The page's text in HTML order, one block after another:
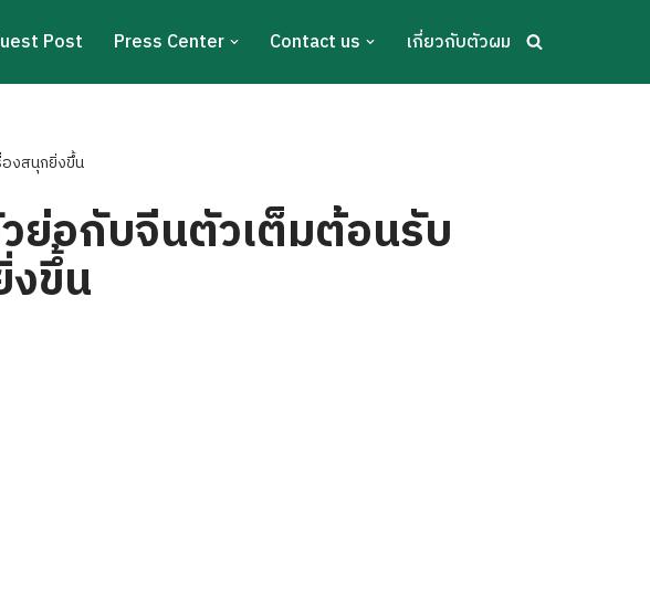
Post Press Center Contact us เกี่ยวกับตัวผม
องสนุกยิ่งขึ้น
ย่อกับจีนตัวเต็มต้อนรับ
งขึ้น